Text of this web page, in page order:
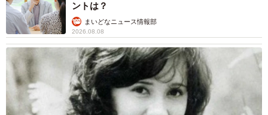
は、ウォーキングや表情の研究に加え、発声や話し方、構
成力も磨き続けています。
「見えないところでどれだけ努力を積み重ねられるかが大
切だという点は、受験勉強と非常に似ている」
そう話す一条さんにとって、地道な積み重ねは今も大切な
ントは？
まいどなニュース情報部
2026.08.08